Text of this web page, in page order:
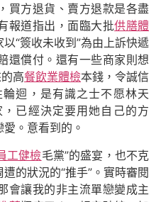
買方退貨、賣方退款是各盡
報道指出，面臨大批供膳體
“簽收未收到”為由上訴快遞
還償付。還有一些商家則想
高餐飲業體檢本錢，令誠信
迴，是有識之士不愿林天
已經決定要用她自己的方
。意看到的。
工健檢毛黨”的盛宴，也不克
的狀況的“推手”。實時審閱
會讓我的非主流單戀變成主